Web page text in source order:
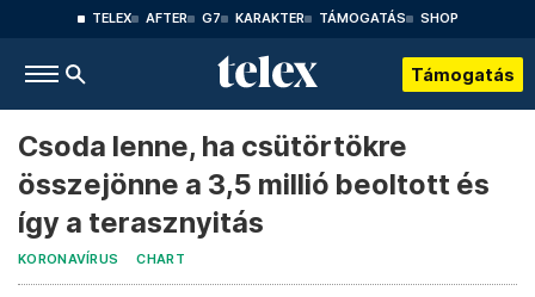
TELEX AFTER G7 KARAKTER TÁMOGATÁS SHOP
Támogatás
Csoda lenne, ha csütörtökre
összejönne a 3,5 millió beoltott és
így a terasznyitás
KORONAVÍRUS CHART